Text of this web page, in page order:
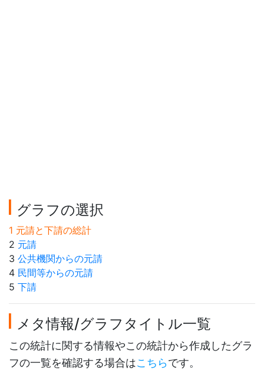
グラフの選択
1 元請と下請の総計
2 元請
3 公共機関からの元請
4 民間等からの元請
5 下請
メタ情報/グラフタイトル一覧
この統計に関する情報やこの統計から作成したグラ
フの一覧を確認する場合はこちらです。